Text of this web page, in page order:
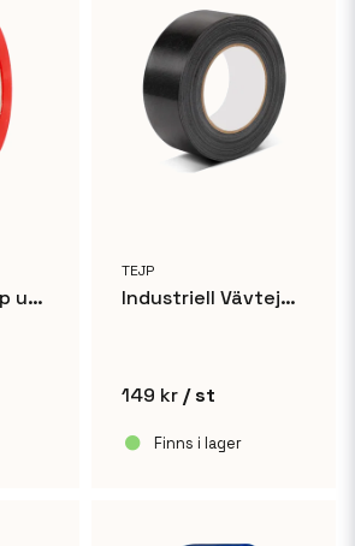
Maskeringstejp utomhus - 48mm x 50m
TEJP
Industriell Vävtejp Silvertejp 48mm x 50m
149 kr / st
Finns i lager